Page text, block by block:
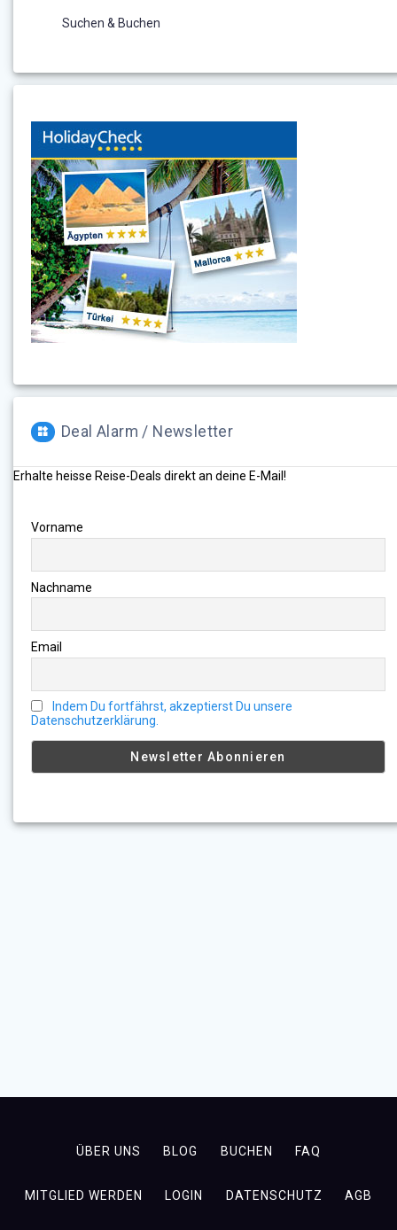
Suchen & Buchen
Deal Alarm / Newsletter
Erhalte heisse Reise-Deals direkt an deine E-Mail!
Vorname
Nachname
Email
Indem Du fortfährst, akzeptierst Du unsere
Datenschutzerklärung.
ÜBER UNS BLOG BUCHEN FAQ
MITGLIED WERDEN LOGIN DATENSCHUTZ AGB